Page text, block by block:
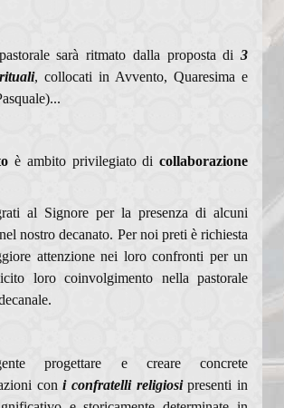
sarà ritmato dalla proposta di 3
, collocati in Avvento, Quaresima e
è ambito privilegiato di collaborazione
al Signore per la presenza di alcuni
nel nostro decanato. Per noi preti è richiesta
attenzione nei loro confronti per un
loro coinvolgimento nella pastorale
progettare e creare concrete
coni confratelli religiosipresenti in